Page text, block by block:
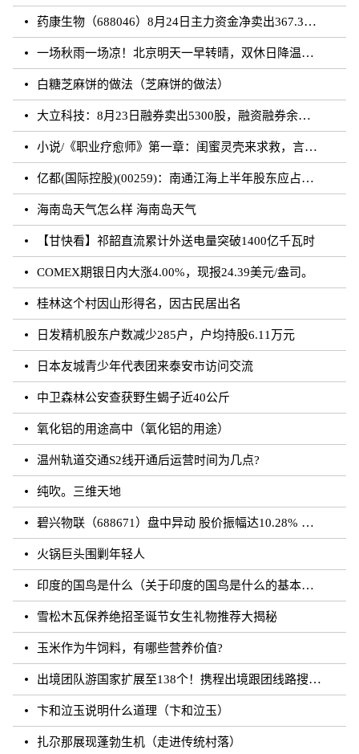
药康生物（688046）8月24日主力资金净卖出367.31万元
一场秋雨一场凉！北京明天一早转晴，双休日降温雨再来
白糖芝麻饼的做法（芝麻饼的做法）
大立科技：8月23日融券卖出5300股，融资融券余额7.64亿元
小说/《职业疗愈师》第一章：闺蜜灵壳来求救，言闻雨对付暗灵
亿都(国际控股)(00259)：南通江海上半年股东应占溢利约3.62亿元 同比增加21.01%
海南岛天气怎么样 海南岛天气
【甘快看】祁韶直流累计外送电量突破1400亿千瓦时
COMEX期银日内大涨4.00%，现报24.39美元/盎司。
桂林这个村因山形得名，因古民居出名
日发精机股东户数减少285户，户均持股6.11万元
日本友城青少年代表团来泰安市访问交流
中卫森林公安查获野生蝎子近40公斤
氧化铝的用途高中（氧化铝的用途）
温州轨道交通S2线开通后运营时间为几点?
纯吹。三维天地
碧兴物联（688671）盘中异动 股价振幅达10.28% 跌7.03% 报55.2元（08-23）
火锅巨头围剿年轻人
印度的国鸟是什么（关于印度的国鸟是什么的基本详情介绍）
雪松木瓦保养绝招圣诞节女生礼物推荐大揭秘
玉米作为牛饲料，有哪些营养价值?
出境团队游国家扩展至138个！携程出境跟团线路搜索涨超20倍
卞和泣玉说明什么道理（卞和泣玉）
扎尕那展现蓬勃生机（走进传统村落）